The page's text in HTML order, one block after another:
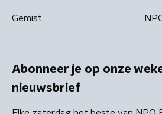
Gemist
Abonneer je op onze
nieuwsbrief